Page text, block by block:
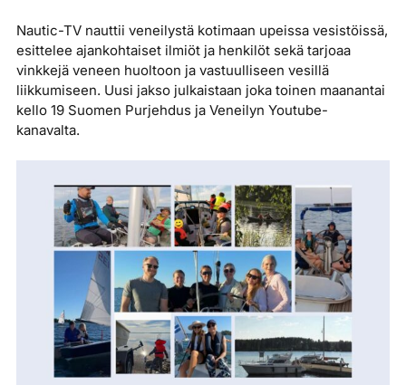
Nautic-TV nauttii veneilystä kotimaan upeissa vesistöissä,
esittelee ajankohtaiset ilmiöt ja henkilöt sekä tarjoaa
vinkkejä veneen huoltoon ja vastuulliseen vesillä
liikkumiseen. Uusi jakso julkaistaan joka toinen maanantai
kello 19 Suomen Purjehdus ja Veneilyn Youtube-
kanavalta.